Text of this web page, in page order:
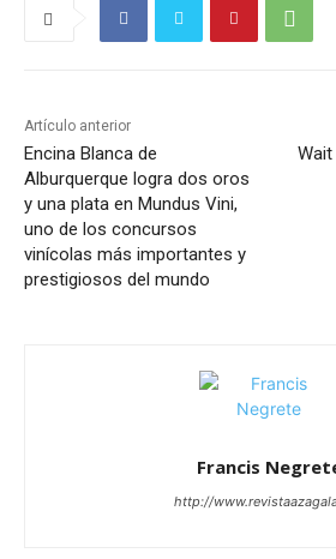
Artículo anterior
Encina Blanca de
Alburquerque logra dos oros
y una plata en Mundus Vini,
uno de los concursos
vinícolas más importantes y
prestigiosos del mundo
Wait
Francis
http://